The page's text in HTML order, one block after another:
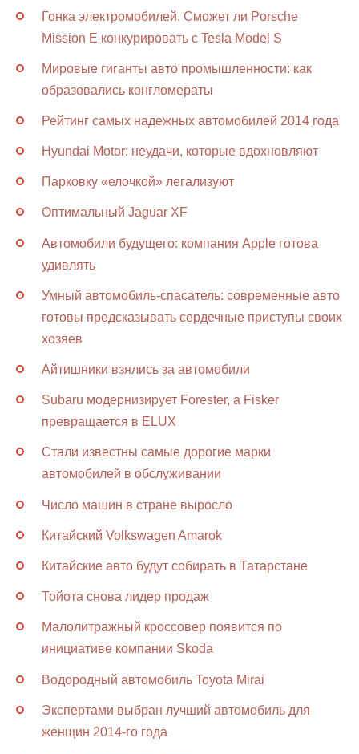
Гонка электромобилей. Сможет ли Porsche
Mission E конкурировать с Tesla Model S
Мировые гиганты авто промышленности: как
образовались конгломераты
Рейтинг самых надежных автомобилей 2014 года
Hyundai Motor: неудачи, которые вдохновляют
Парковку «елочкой» легализуют
Оптимальный Jaguar XF
Автомобили будущего: компания Apple готова
удивлять
Умный автомобиль-спасатель: современные авто
готовы предсказывать сердечные приступы своих
хозяев
Айтишники взялись за автомобили
Subaru модернизирует Forester, а Fisker
превращается в ELUX
Стали известны самые дорогие марки
автомобилей в обслуживании
Число машин в стране выросло
Китайский Volkswagen Amarok
Китайские авто будут собирать в Татарстане
Тойота снова лидер продаж
Малолитражный кроссовер появится по
инициативе компании Skoda
Водородный автомобиль Toyota Mirai
Экспертами выбран лучший автомобиль для
женщин 2014-го года